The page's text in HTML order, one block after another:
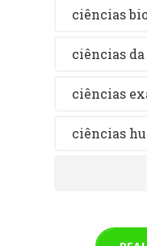
ciências
ciências da
ciências
ciências